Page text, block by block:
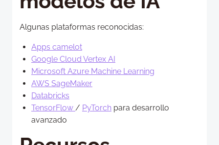
Algunas plataformas reconocidas:
Apps camelot
Google Cloud Vertex AI
Microsoft Azure Machine Learning
AWS SageMaker
Databricks
TensorFlow / PyTorch para desarrollo
avanzado